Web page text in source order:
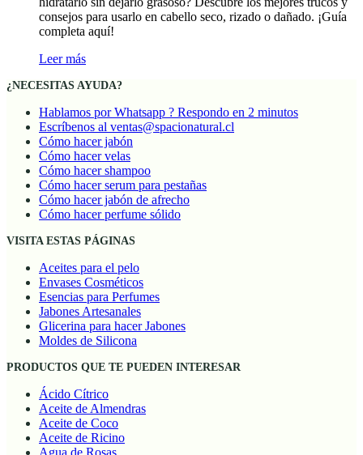
consejos para usarlo en cabello seco, rizado o dañado. ¡Guía
completa aquí!
Leer más
¿NECESITAS AYUDA?
Hablamos por Whatsapp ? Respondo en 2 minutos
Escríbenos al ventas@spacionatural.cl
Cómo hacer jabón
Cómo hacer velas
Cómo hacer shampoo
Cómo hacer serum para pestañas
Cómo hacer jabón de afrecho
Cómo hacer perfume sólido
VISITA ESTAS PÁGINAS
Aceites para el pelo
Envases Cosméticos
Esencias para Perfumes
Jabones Artesanales
Glicerina para hacer Jabones
Moldes de Silicona
PRODUCTOS QUE TE PUEDEN INTERESAR
Ácido Cítrico
Aceite de Almendras
Aceite de Coco
Aceite de Ricino